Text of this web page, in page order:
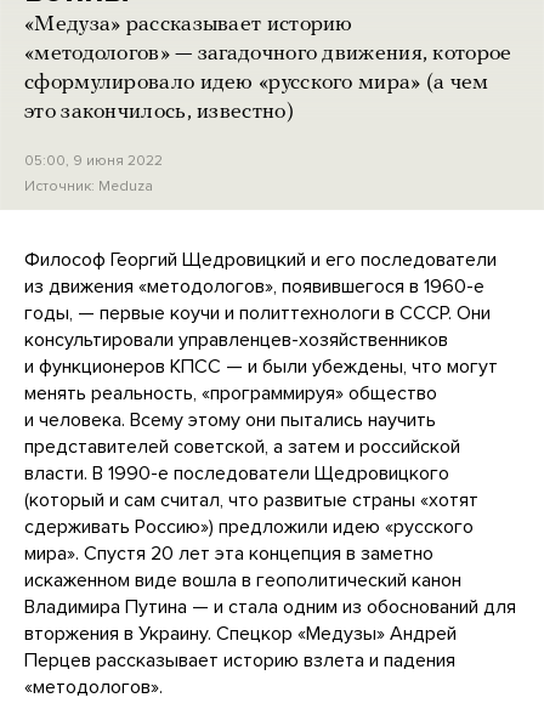
«Медуза» рассказывает историю
«методологов» — загадочного движения, которое
сформулировало идею «русского мира» (а чем
это закончилось, известно)
05:00, 9 июня 2022
Источник: Meduza
Философ Георгий Щедровицкий и его последователи
из движения «методологов», появившегося в 1960-е
годы, — первые коучи и политтехнологи в СССР. Они
консультировали управленцев-хозяйственников
и функционеров КПСС — и были убеждены, что могут
менять реальность, «программируя» общество
и человека. Всему этому они пытались научить
представителей советской, а затем и российской
власти. В 1990-е последователи Щедровицкого
(который и сам считал, что развитые страны «хотят
сдерживать Россию») предложили идею «русского
мира». Спустя 20 лет эта концепция в заметно
искаженном виде вошла в геополитический канон
Владимира Путина — и стала одним из обоснований для
вторжения в Украину. Спецкор «Медузы» Андрей
Перцев рассказывает историю взлета и падения
«методологов».